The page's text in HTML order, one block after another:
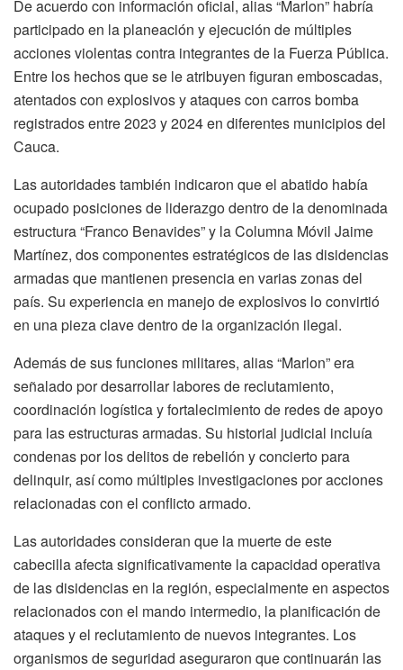
De acuerdo con información oficial, alias “Marlon” habría
participado en la planeación y ejecución de múltiples
acciones violentas contra integrantes de la Fuerza Pública.
Entre los hechos que se le atribuyen figuran emboscadas,
atentados con explosivos y ataques con carros bomba
registrados entre 2023 y 2024 en diferentes municipios del
Cauca.
Las autoridades también indicaron que el abatido había
ocupado posiciones de liderazgo dentro de la denominada
estructura “Franco Benavides” y la Columna Móvil Jaime
Martínez, dos componentes estratégicos de las disidencias
armadas que mantienen presencia en varias zonas del
país. Su experiencia en manejo de explosivos lo convirtió
en una pieza clave dentro de la organización ilegal.
Además de sus funciones militares, alias “Marlon” era
señalado por desarrollar labores de reclutamiento,
coordinación logística y fortalecimiento de redes de apoyo
para las estructuras armadas. Su historial judicial incluía
condenas por los delitos de rebelión y concierto para
delinquir, así como múltiples investigaciones por acciones
relacionadas con el conflicto armado.
Las autoridades consideran que la muerte de este
cabecilla afecta significativamente la capacidad operativa
de las disidencias en la región, especialmente en aspectos
relacionados con el mando intermedio, la planificación de
ataques y el reclutamiento de nuevos integrantes. Los
organismos de seguridad aseguraron que continuarán las